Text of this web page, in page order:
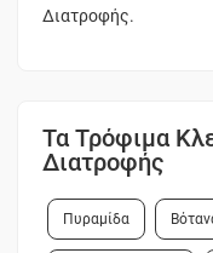
Διατροφής.
Τα Τρόφιμα
Διατροφής
Πυραμίδα